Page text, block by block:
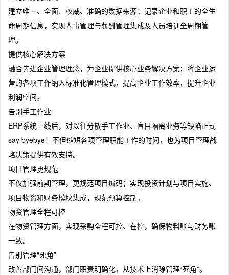
建立唯一、全面、权威、准确的数据来源；记录企业和职工的全生
命周期信息，实现人事管理与薪酬管理集成及人员培训全周期管
理。
提供核心解决方案
融合先进企业管理理念，为企业提供核心业务解决方案；将企业运
营的各项工作纳入标准化管理模式，提高企业工作效率，提升企业
利润空间。
告别手工作业
ERP系统上线后，对以往分散手工作业、盲目隔离业务等缺陷正式
say byebye！不但缩短各项管理职能工作的时间，也为项目管理战
略决策提供有效支持。
项目管理更规范
不仅加强前期管理，更规范项目编码；实现投资计划与项目实施、
项目物资和财务模块集成，规范预算控制。
物资管理全程可控
在物资管理方面，实现采购全程可控、在控，确保物料账与财务账
一致。
告别管理“死角”
改善部门间沟通，部门职责明确化，从技术上消除管理“死角”。